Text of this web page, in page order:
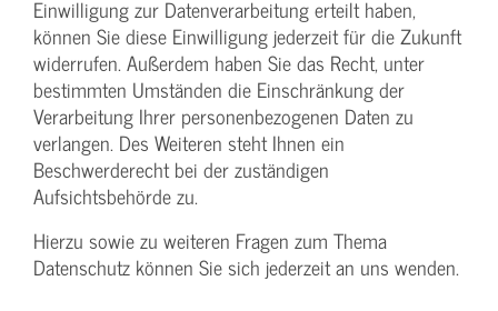
Einwilligung zur Datenverarbeitung erteilt haben,
können Sie diese Einwilligung jederzeit für die Zukunft
widerrufen. Außerdem haben Sie das Recht, unter
bestimmten Umständen die Einschränkung der
Verarbeitung Ihrer personenbezogenen Daten zu
verlangen. Des Weiteren steht Ihnen ein
Beschwerderecht bei der zuständigen
Aufsichtsbehörde zu.
Hierzu sowie zu weiteren Fragen zum Thema
Datenschutz können Sie sich jederzeit an uns wenden.